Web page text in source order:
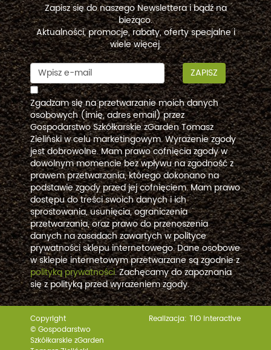
Zapisz się do naszego Newslettera i bądź na
bieżąco.
Aktualności, promocje, rabaty, oferty specjalne i
wiele więcej.
ZAPISZ
Zgadzam się na przetwarzanie moich danych
osobowych (imię, adres email) przez
Gospodarstwo Szkółkarskie zGarden Tomasz
Zieliński w celu marketingowym. Wyrażenie zgody
jest dobrowolne. Mam prawo cofnięcia zgody w
dowolnym momencie bez wpływu na zgodność z
prawem przetwarzania, którego dokonano na
podstawie zgody przed jej cofnięciem. Mam prawo
dostępu do treści swoich danych i ich
sprostowania, usunięcia, ograniczenia
przetwarzania, oraz prawo do przenoszenia
danych na zasadach zawartych w polityce
prywatności sklepu internetowego. Dane osobowe
w sklepie internetowym przetwarzane są zgodnie z
polityką prywatności. Zachęcamy do zapoznania
się z polityką przed wyrażeniem zgody.
Copyright
© Gospodarstwo
Szkółkarskie zGarden
Realizacja: TiO interactive